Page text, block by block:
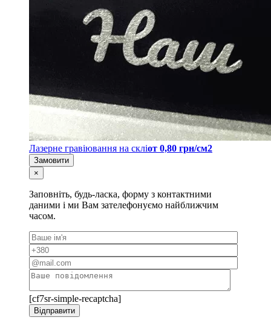
Лазерне гравіювання на скліот 0,80 грн/см2
Замовити
×
Заповніть, будь-ласка, форму з контактними
даними і ми Вам зателефонуємо найближчим
часом.
[cf7sr-simple-recaptcha]